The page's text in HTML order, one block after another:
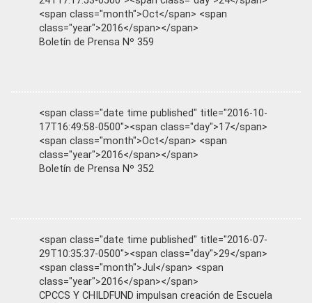
<span class="month">Oct</span> <span
class="year">2016</span></span>
Boletín de Prensa Nº 359
<span class="date time published" title="2016-10-
17T16:49:58-0500"><span class="day">17</span>
<span class="month">Oct</span> <span
class="year">2016</span></span>
Boletín de Prensa Nº 352
<span class="date time published" title="2016-07-
29T10:35:37-0500"><span class="day">29</span>
<span class="month">Jul</span> <span
class="year">2016</span></span>
CPCCS Y CHILDFUND impulsan creación de Escuela